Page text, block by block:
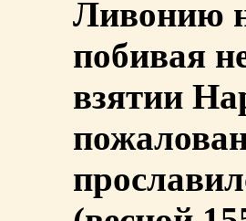
Ливонию
побивая
взятии